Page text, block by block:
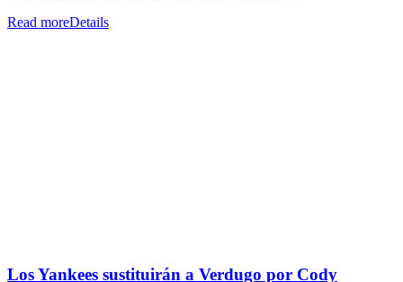
Read moreDetails
Los Yankees sustituirán a Verdugo por Cody